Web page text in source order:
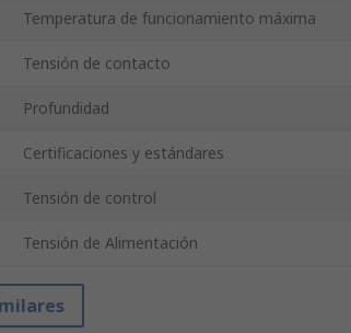
Temperatura de funcionamiento máxima
Tensión de contacto
Profundidad
Certificaciones y estándares
Tensión de control
Tensión de Alimentación